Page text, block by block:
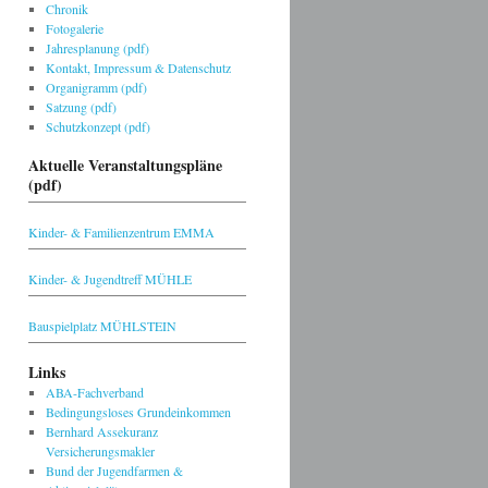
Chronik
Fotogalerie
Jahresplanung (pdf)
Kontakt, Impressum & Datenschutz
Organigramm (pdf)
Satzung (pdf)
Schutzkonzept (pdf)
Aktuelle Veranstaltungspläne
(pdf)
Kinder- & Familienzentrum EMMA
Kinder- & Jugendtreff MÜHLE
Bauspielplatz MÜHLSTEIN
Links
ABA-Fachverband
Bedingungsloses Grundeinkommen
Bernhard Assekuranz
Versicherungsmakler
Bund der Jugendfarmen &